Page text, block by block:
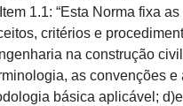
1.1: “Esta Norma fixa
critérios e
na construção
as convenções e
básica aplicável;